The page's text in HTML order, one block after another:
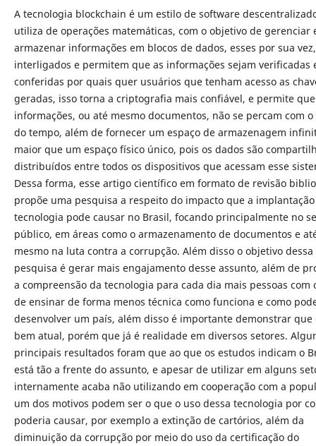
A tecnologia blockchain é um estilo de software
utiliza de operações matemáticas, com o objetivo de gerenciar
armazenar informações em blocos de dados, esses por sua
interligados e permitem que as informações sejam verificadas
conferidas por quais quer usuários que tenham acesso as
geradas, isso torna a criptografia mais confiável, e permite
informações, ou até mesmo documentos, não se percam com o
do tempo, além de fornecer um espaço de armazenagem
maior que um espaço físico único, pois os dados são
distribuídos entre todos os dispositivos que acessam esse
Dessa forma, esse artigo científico em formato de revisão
propõe uma pesquisa a respeito do impacto que a
tecnologia pode causar no Brasil, focando principalmente no
público, em áreas como o armazenamento de documentos e
mesmo na luta contra a corrupção. Além disso o objetivo dessa
pesquisa é gerar mais engajamento desse assunto, além de
a compreensão da tecnologia para cada dia mais pessoas com
de ensinar de forma menos técnica como funciona e como
desenvolver um país, além disso é importante demonstrar que
bem atual, porém que já é realidade em diversos setores.
principais resultados foram que ao que os estudos indicam o
está tão a frente do assunto, e apesar de utilizar em alguns
internamente acaba não utilizando em cooperação com a
um dos motivos podem ser o que o uso dessa tecnologia por
poderia causar, por exemplo a extinção de cartórios, além da
diminuição da corrupção por meio do uso da certificação do